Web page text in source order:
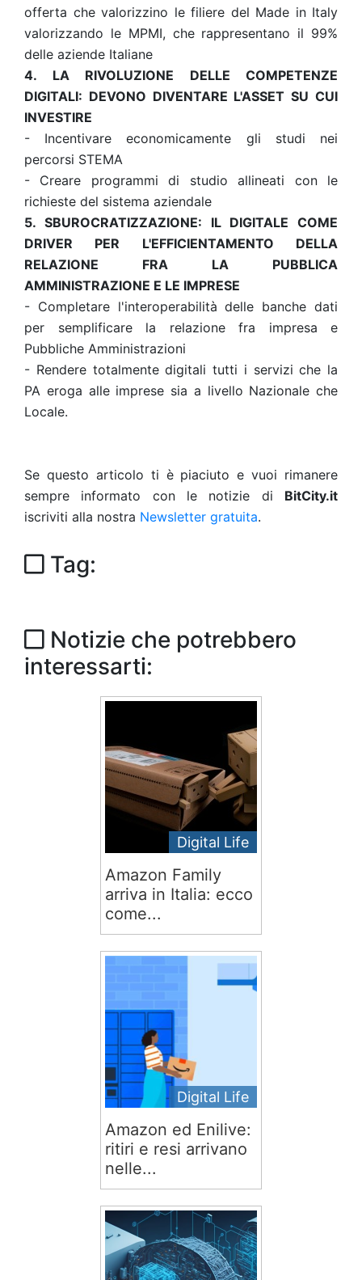
offerta che valorizzino le filiere del Made in Italy
valorizzando le MPMI, che rappresentano il 99%
delle aziende Italiane
4. LA RIVOLUZIONE DELLE COMPETENZE
DIGITALI: DEVONO DIVENTARE L'ASSET SU CUI
INVESTIRE
- Incentivare economicamente gli studi nei
percorsi STEMA
- Creare programmi di studio allineati con le
richieste del sistema aziendale
5. SBUROCRATIZZAZIONE: IL DIGITALE COME
DRIVER PER L'EFFICIENTAMENTO DELLA
RELAZIONE FRA LA PUBBLICA
AMMINISTRAZIONE E LE IMPRESE
- Completare l'interoperabilità delle banche dati
per semplificare la relazione fra impresa e
Pubbliche Amministrazioni
- Rendere totalmente digitali tutti i servizi che la
PA eroga alle imprese sia a livello Nazionale che
Locale.
Se questo articolo ti è piaciuto e vuoi rimanere
sempre informato con le notizie di BitCity.it
iscriviti alla nostra Newsletter gratuita.
Tag:
Notizie che potrebbero
interessarti:
Digital Life
Amazon Family
arriva in Italia: ecco
come...
Digital Life
Amazon ed Enilive:
ritiri e resi arrivano
nelle...